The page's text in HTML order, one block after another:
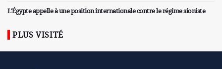
L'Égypte appelle à une position internationale contre le régime sioniste
PLUS VISITÉ